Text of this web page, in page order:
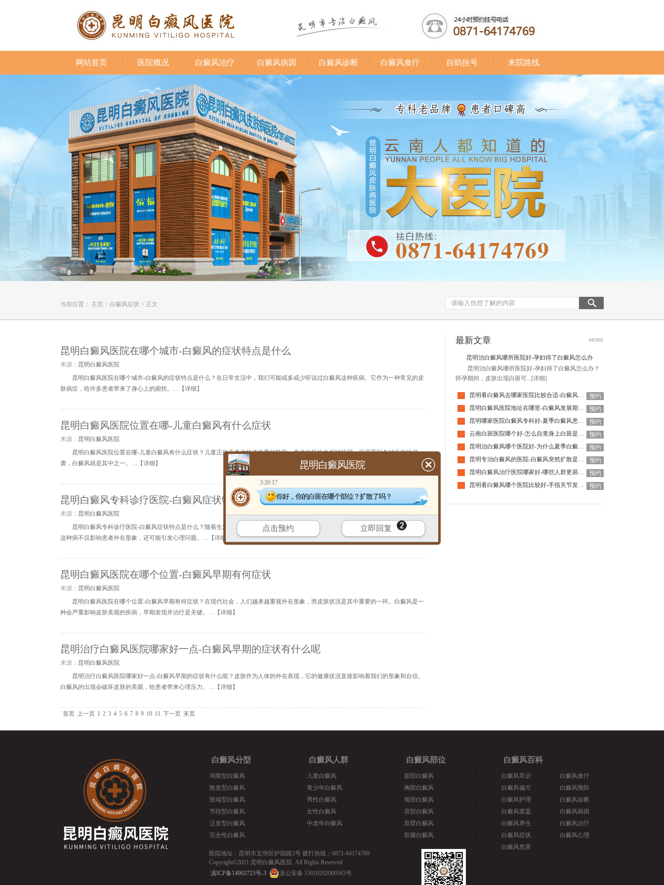
网站首页 医院概况 白癜风治疗 白癜风病因 白癜风诊断 白癜风食疗 自助挂号 来院路线
当前位置： 主页 > 白癜风症状 > 正文
昆明白癜风医院在哪个城市-白癜风的症状特点是什么
来源： 昆明白癜风医院
昆明白癜风医院在哪个城市-白癜风的症状特点是什么？在日常生活中，我们可能或多或少听说过白癜风这种疾病。它作为一种常见的皮
肤病症，给许多患者带来了身心上的困扰。…【详细 】
昆明白癜风医院位置在哪-儿童白癜风有什么症状
来源： 昆明白癜风医院
昆明白癜风医院位置在哪-儿童白癜风有什么症状？儿童正处于身体快速发育的阶段，身体的抵抗力相对较弱，容易受到各种疾病的侵
袭，白癜风就是其中之一。…【详细 】
昆明白癜风专科诊疗医院-白癜风症状特点是什么
来源： 昆明白癜风医院
昆明白癜风专科诊疗医院-白癜风症状特点是什么？随着生活环境变化，皮肤疾病的发病率有所上升，白癜风便是其中较为棘手的一种。
这种病不仅影响患者外在形象，还可能引发心理问题。…【详细
昆明白癜风医院在哪个位置-白癜风早期有何症状
来源： 昆明白癜风医院
昆明白癜风医院在哪个位置-白癜风早期有何症状？在现代社会，人们越来越重视外在形象，而皮肤状况是其中重要的一环。白癜风是一
种会严重影响皮肤美观的疾病，早期发现并治疗是关键。…【详细 】
昆明治疗白癜风医院哪家好一点-白癜风早期的症状有什么呢
来源： 昆明白癜风医院
昆明治疗白癜风医院哪家好一点-白癜风早期的症状有什么呢？皮肤作为人体的外在表现，它的健康状况直接影响着我们的形象和自信。
白癜风的出现会破坏皮肤的美观，给患者带来心理压力。…【详细 】
首页 上一页 1 2 3 4 5 6 7 8 9 10 11 下一页 末页
最新文章 MORE
昆明治白癜风哪所医院好-孕妇得了白癜风怎么办
昆明治白癜风哪所医院好-孕妇得了白癜风怎么办？
怀孕期间，皮肤出现白斑可... [详细]
· 昆明看白癜风去哪家医院比较合适-白癜风发展到什么程度算严重
预约
·
昆明白癜风医院地址在哪里-白癜风发展期怎么控制病情
预约
·
昆明哪家医院白癜风专科好-夏季白癜风患者需要注意什么
预约
·
云南白斑医院哪个好-怎么自查身上白斑是不是白癜风
预约
·
昆明治白癜风哪个医院好-为什么夏季白癜风容易复发呢
预约
·
昆明专治白癜风的医院-白癜风突然扩散是什么诱因
预约
·
昆明白癜风治疗医院哪家好-哪些人群更易患白癜风
预约
·
昆明看白癜风哪个医院比较好-手指关节发白是白癜风吗 预约
白癜风分型
局限型白癜风
散发型白癜风
肢端型白癜风
节段型白癜风
泛发型白癜风
完全性白癜风
白癜风人群
儿童白癜风
青少年白癜风
男性白癜风
女性白癜风
中老年白癜风
白癜风部位
面部白癜风
胸部白癜风
颈部白癜风
背部白癜风
双臂白癜风
双腿白癜风
白癜风百科
白癜风常识
白癜风偏方
白癜风护理
白癜风遮盖
白癜风养生
白癜风症状
白癜风危害
白癜风食疗
白癜风预防
白癜风诊断
白癜风病因
白癜风治疗
白癜风心理
医院地址：昆明市五华区护国路2号 拨打热线：0871-64174769
Copyright©2021 昆明白癜风医院. All Rights Reserved
滇ICP备14002723号-3
滇公安备 53010202000563号
昆明白癜风医院
3:20:17
你好，你的白斑在哪个部位？扩散了吗？
点击预约 立即回复